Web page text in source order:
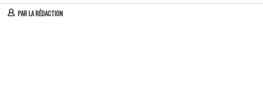
PARLA RÉDACTION